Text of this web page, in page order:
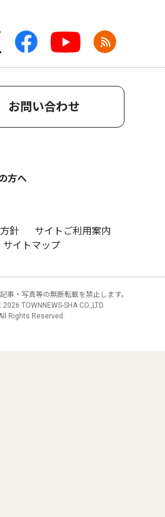
お問い合わせ
方へ
針
サイトご利用案内
サイトマップ
事・写真等の無断転載を禁止します。
2026 TOWNNEWS-SHA CO.,LTD.
Rights Reserved.